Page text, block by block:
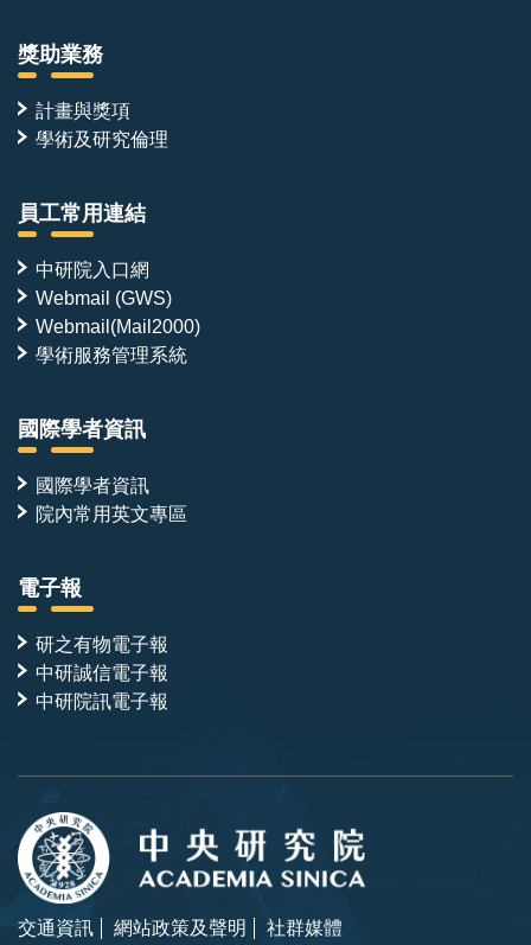
獎助業務
計畫與獎項
學術及研究倫理
員工常用連結
中研院入口網
Webmail (GWS)
Webmail(Mail2000)
學術服務管理系統
國際學者資訊
國際學者資訊
院內常用英文專區
電子報
研之有物電子報
中研誠信電子報
中研院訊電子報
交通資訊 網站政策及聲明 社群媒體